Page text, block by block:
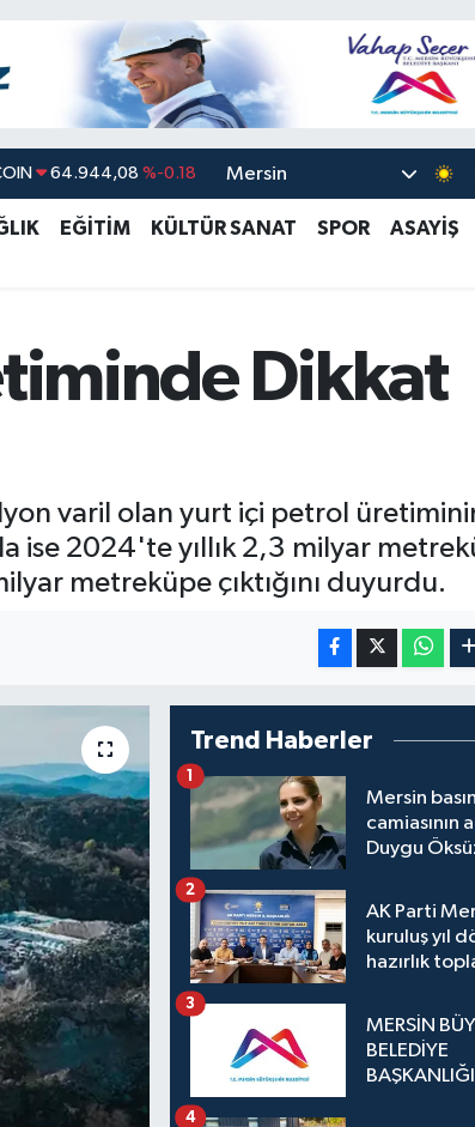
47,7436
EURO 55,2510 %0.32
BİST100 13.779
Mersin
EĞİTİM KÜLTÜR SANAT SPOR
ASAYİŞ
Dikkat
varil olan yurt içi petrol
ise 2024'te yıllık 2,3 milyar
metreküpe çıktığını duyurdu.
Trend Haberler
Mersin basın
camiasının
Duygu
1
AK Parti
kuruluş yıl
hazırlık
2
MERSİN
BELEDİYE
3
4